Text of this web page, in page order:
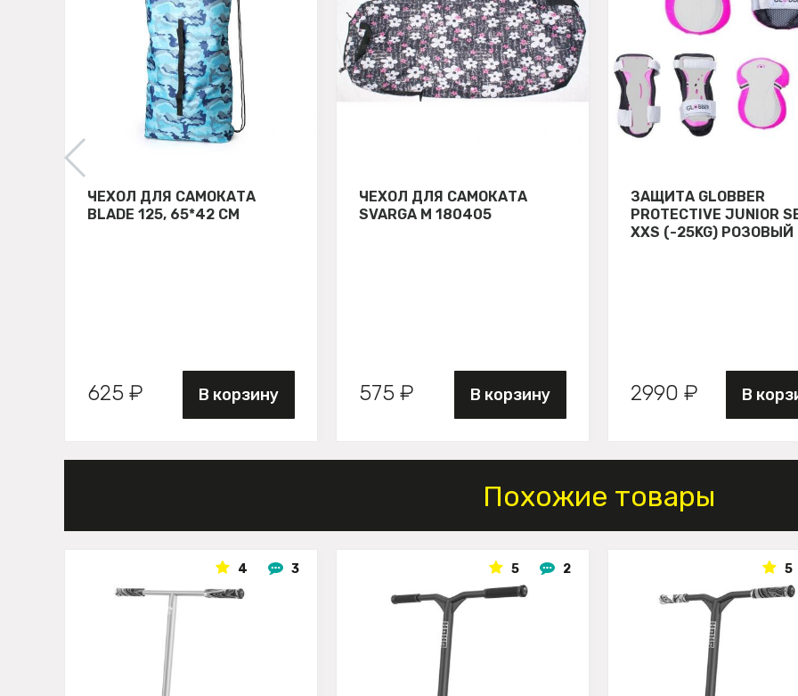
ЧЕХОЛ ДЛЯ САМОКАТА
BLADE 125, 65*42 СМ
625 ₽ В корзину
ЧЕХОЛ ДЛЯ САМОКАТА
SVARGA М 180405
575 ₽ В корзину
ЗАЩИТА GLOBBER
PROTECTIVE JUNIOR
XXS (-25KG) РОЗОВЫЙ
2990 ₽ В
Похожие товары
4 3 5 2 5